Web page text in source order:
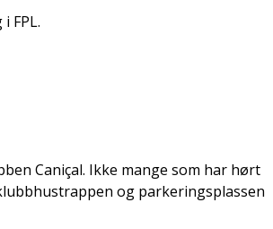
FPL.
Caniçal. Ikke mange som har hørt
og parkeringsplassen